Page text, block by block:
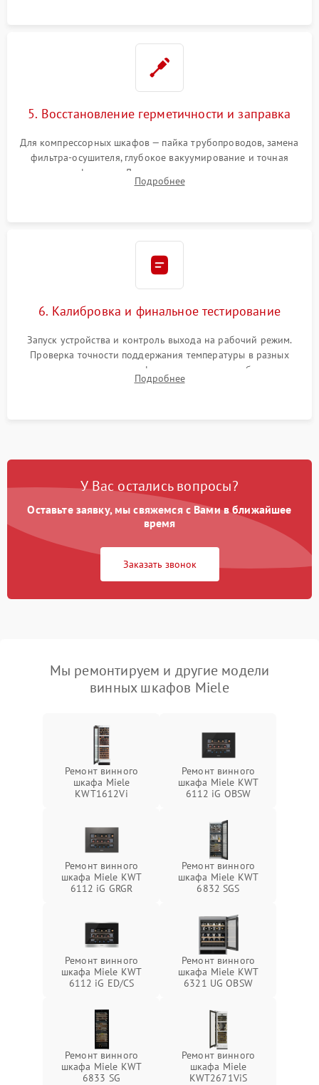
5. Восстановление герметичности и заправка
Для компрессорных шкафов — пайка трубопроводов, замена
фильтра-осушителя, глубокое вакуумирование и точная
заправка фреоном. Для термоэлектрических — замена
термопасты и герметизация охлаждающего блока.
Подробнее
6. Калибровка и финальное тестирование
Запуск устройства и контроль выхода на рабочий режим.
Проверка точности поддержания температуры в разных
климатических зонах шкафа, оценка уровня стабильности
влажности и полного отсутствия вибраций корпуса.
Подробнее
У Вас остались вопросы?
Оставьте заявку, мы свяжемся с Вами в ближайшее
время
Заказать звонок
Мы ремонтируем и другие модели
винных шкафов Miele
Ремонт винного
шкафа Miele
KWT1612Vi
Ремонт винного
шкафа Miele KWT
6112 iG OBSW
Ремонт винного
шкафа Miele KWT
6112 iG GRGR
Ремонт винного
шкафа Miele KWT
6832 SGS
Ремонт винного
шкафа Miele KWT
6112 iG ED/CS
Ремонт винного
шкафа Miele KWT
6321 UG OBSW
Ремонт винного
шкафа Miele KWT
6833 SG
Ремонт винного
шкафа Miele
KWT2671ViS